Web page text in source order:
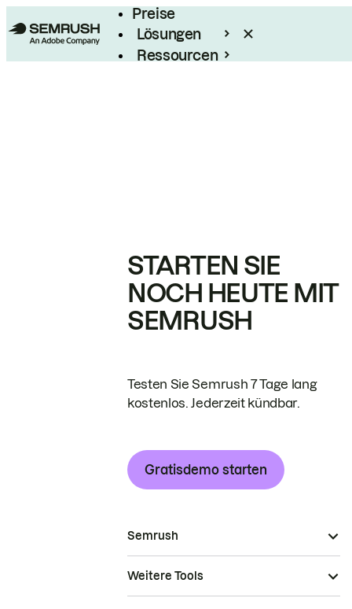
Preise
Lösungen
Ressourcen
STARTEN SIE
NOCH HEUTE MIT
SEMRUSH
Testen Sie Semrush 7 Tage lang
kostenlos. Jederzeit kündbar.
Gratisdemo starten
Semrush
Weitere Tools